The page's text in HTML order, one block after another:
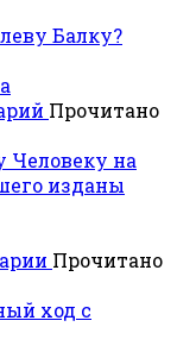
Балку?
Прочитано
Человеку на
изданы
Прочитано
ход с